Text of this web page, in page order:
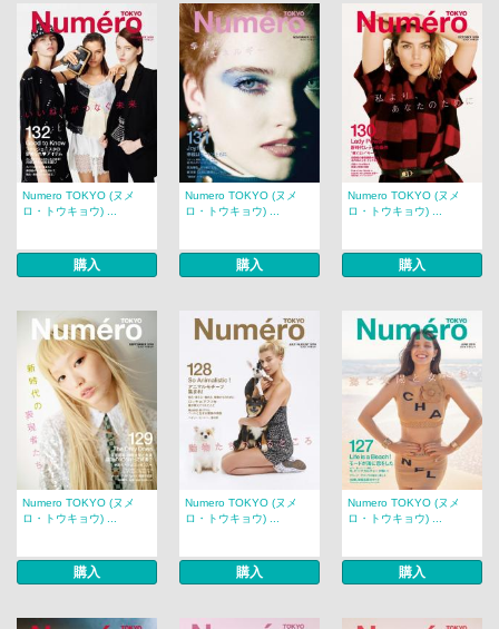
Numero TOKYO (ヌメ
ロ・トウキョウ) ...
購入
Numero TOKYO (ヌメ
ロ・トウキョウ) ...
購入
Numero TOKYO (ヌメ
ロ・トウキョウ) ...
購入
Numero TOKYO (ヌメ
ロ・トウキョウ) ...
購入
Numero TOKYO (ヌメ
ロ・トウキョウ) ...
購入
Numero TOKYO (ヌメ
ロ・トウキョウ) ...
購入